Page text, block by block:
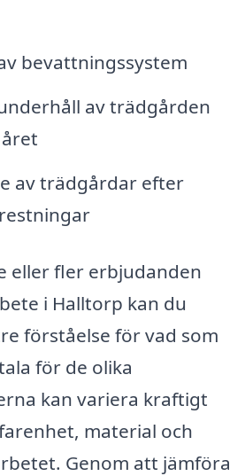
bevattningssystem
av trädgården
av trädgårdar efter
eller fler erbjudanden
i Halltorp kan du
förståelse för vad som
för de olika
kan variera kraftigt
material och
Genom att jämföra